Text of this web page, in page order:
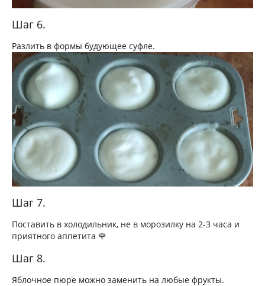
Шаг 6.
Разлить в формы будующее суфле.
Шаг 7.
Поставить в холодильник, не в морозилку на 2-3 часа и
приятного аппетита 🌹
Шаг 8.
Яблочное пюре можно заменить на любые фрукты.